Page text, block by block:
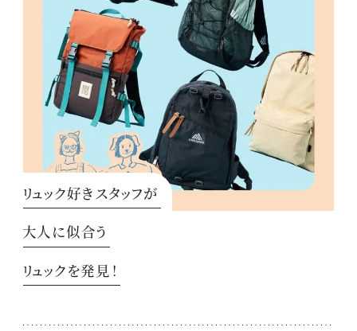
リュック好きスタッフが
大人に似合う
リュックを発見！